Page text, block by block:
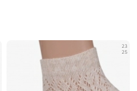
23
25